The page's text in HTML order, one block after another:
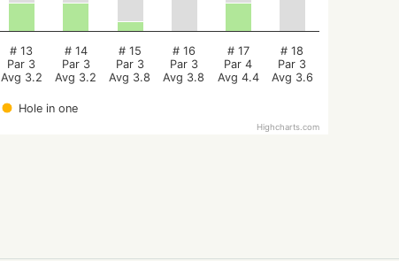
Hole in one
# 13
Par 3
Avg 3.2
# 14
Par 3
Avg 3.2
# 15
Par 3
Avg 3.8
# 16
Par 3
Avg 3.8
# 17
Par 4
Avg 4.4
# 18
Par 3
Avg 3.6
Highcharts.com